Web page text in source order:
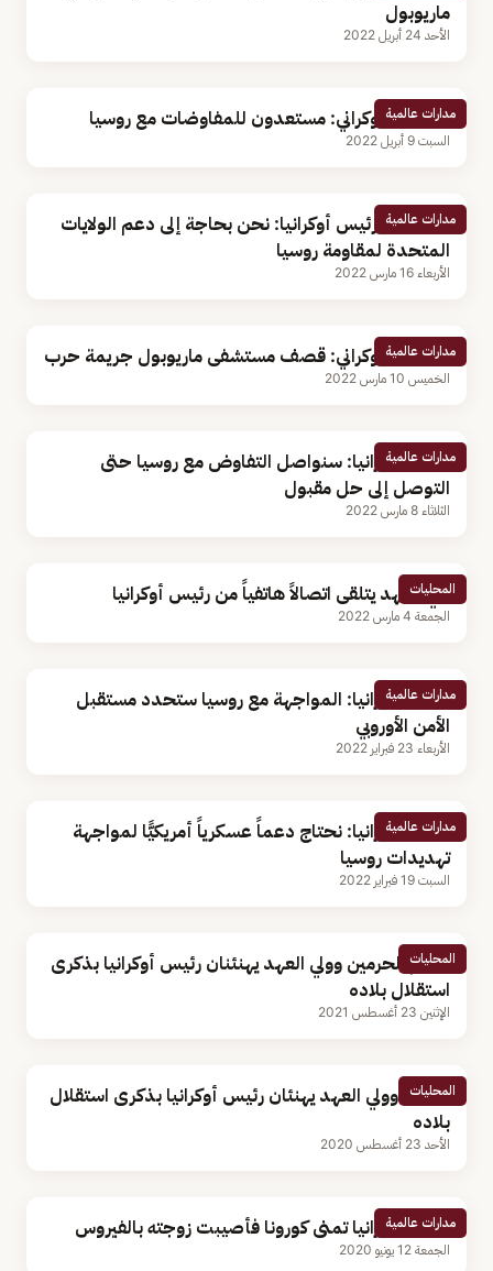
ماريوبول
الأحد 24 أبريل 2022
مدارات عالمية
الرئيس الأوكراني: مستعدون للمفاوضات مع روسيا
السبت 9 أبريل 2022
مدارات عالمية
بالفيديو.. رئيس أوكرانيا: نحن بحاجة إلى دعم الولايات
المتحدة لمقاومة روسيا
الأربعاء 16 مارس 2022
مدارات عالمية
الرئيس الأوكراني: قصف مستشفى ماريوبول جريمة حرب
الخميس 10 مارس 2022
مدارات عالمية
رئيس أوكرانيا: سنواصل التفاوض مع روسيا حتى
التوصل إلى حل مقبول
الثلاثاء 8 مارس 2022
المحليات
ولي العهد يتلقى اتصالاً هاتفياً من رئيس أوكرانيا
الجمعة 4 مارس 2022
مدارات عالمية
رئيس أوكرانيا: المواجهة مع روسيا ستحدد مستقبل
الأمن الأوروبي
الأربعاء 23 فبراير 2022
مدارات عالمية
رئيس أوكرانيا: نحتاج دعماً عسكرياً أمريكيًّا لمواجهة
تهديدات روسيا
السبت 19 فبراير 2022
المحليات
خادم الحرمين وولي العهد يهنئنان رئيس أوكرانيا بذكرى
استقلال بلاده
الإثنين 23 أغسطس 2021
المحليات
الملك وولي العهد يهنئان رئيس أوكرانيا بذكرى استقلال
بلاده
الأحد 23 أغسطس 2020
مدارات عالمية
رئيس أوكرانيا تمنى كورونا فأصيبت زوجته بالفيروس
الجمعة 12 يونيو 2020